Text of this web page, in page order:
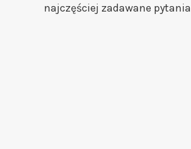
najczęściej zadawane pytania